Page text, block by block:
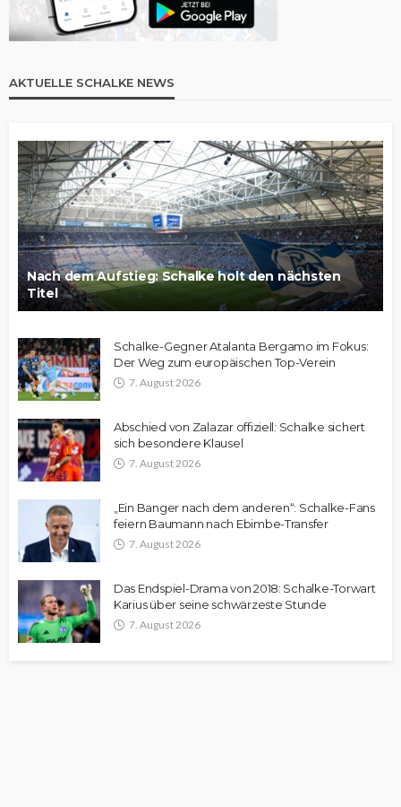
AKTUELLE SCHALKE NEWS
Nach dem Aufstieg: Schalke holt den nächsten
Titel
Schalke-Gegner Atalanta Bergamo im Fokus:
Der Weg zum europäischen Top-Verein
7. August 2026
Abschied von Zalazar offiziell: Schalke sichert
sich besondere Klausel
7. August 2026
„Ein Banger nach dem anderen“: Schalke-Fans
feiern Baumann nach Ebimbe-Transfer
7. August 2026
Das Endspiel-Drama von 2018: Schalke-Torwart
Karius über seine schwärzeste Stunde
7. August 2026